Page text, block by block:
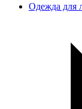
Одежда для